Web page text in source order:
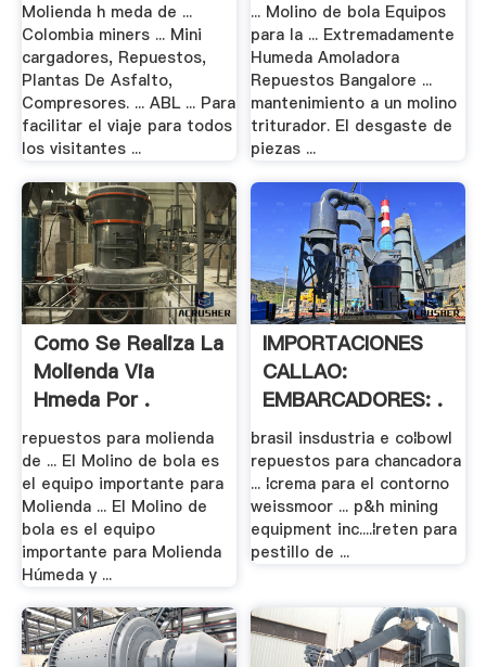
Molienda h meda de ...
Colombia miners ... Mini
cargadores, Repuestos,
Plantas De Asfalto,
Compresores. ... ABL ... Para
facilitar el viaje para todos
los visitantes ...
... Molino de bola Equipos
para la ... Extremadamente
Humeda Amoladora
Repuestos Bangalore ...
mantenimiento a un molino
triturador. El desgaste de
piezas ...
Como Se Realiza La
Molienda Via
Hmeda Por .
repuestos para molienda
de ... El Molino de bola es
el equipo importante para
Molienda ... El Molino de
bola es el equipo
importante para Molienda
Húmeda y ...
IMPORTACIONES
CALLAO:
EMBARCADORES: .
brasil insdustria e co¦bowl
repuestos para chancadora
... ¦crema para el contorno
weissmoor ... p&h mining
equipment inc....¦reten para
pestillo de ...